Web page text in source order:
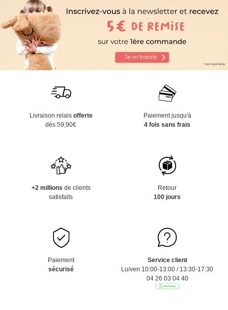
Livraison relais offerte
dès 59,90€
Paiement jusqu'à
4 fois sans frais
+2 millions de clients
satisfaits
Retour
100 jours
Paiement
sécurisé
Service client
Lu/ven 10:00-13:00 / 13:30-17:30
04 26 03 04 40